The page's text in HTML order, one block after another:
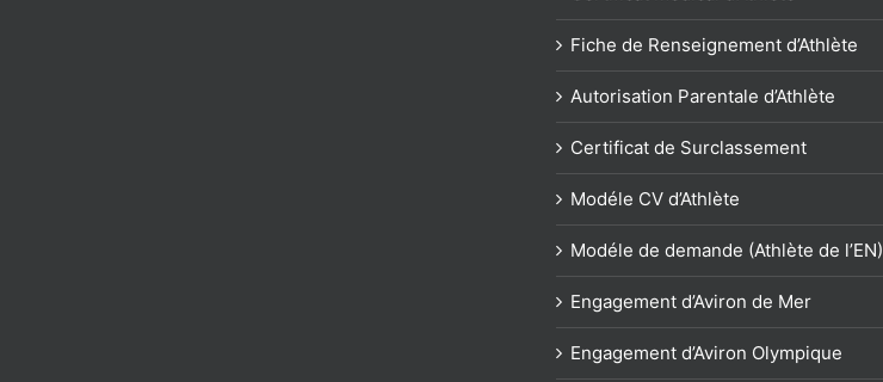
Fiche de Renseignement d’Athlète
Autorisation Parentale d’Athlète
Certificat de Surclassement
Modéle CV d’Athlète
Modéle de demande (Athlète de l’EN)
Engagement d’Aviron de Mer
Engagement d’Aviron Olympique